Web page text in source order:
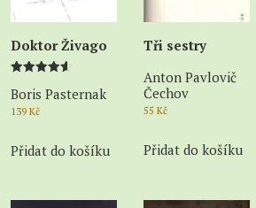
Doktor Živago
4.60
Boris Pasternak
139 Kč
Přidat do košíku
Tři sestry
Anton Pavlovič
Čechov
55 Kč
Přidat do košíku